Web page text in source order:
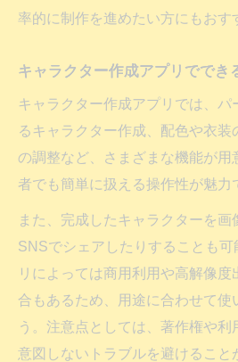
率的に制作を進めたい方にもおす
キャラクター作成アプリででき
キャラクター作成アプリでは、パ
るキャラクター作成、配色や衣
の調整など、さまざまな機能が用
者でも簡単に扱える操作性が魅力
また、完成したキャラクターを画
SNSでシェアしたりすることも
リによっては商用利用や高解像
合もあるため、用途に合わせて使
う。注意点としては、著作権や利
意図しないトラブルを避けること